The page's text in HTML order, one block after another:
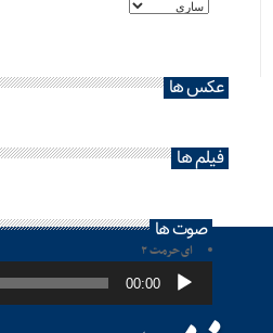
عکس ها
فیلم ها
صوت ها
ای حرمت ۲
پخش‌کننده
صوت 00:00